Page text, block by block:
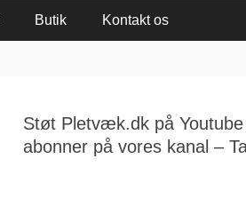
Butik Kontakt os
Støt Pletvæk.dk på Youtube
abonner på vores kanal –